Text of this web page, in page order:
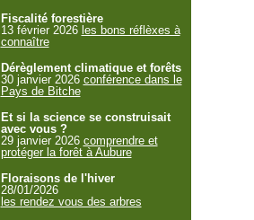
Fiscalité forestière
13 février 2026 les bons réflèxes à
connaître
Dérèglement climatique et forêts
30 janvier 2026 conférence dans le
Pays de Bitche
Et si la science se construisait
avec vous ?
29 janvier 2026 comprendre et
protéger la forêt à Aubure
Floraisons de l'hiver
28/01/2026
les rendez vous des arbres